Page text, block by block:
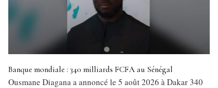
Banque mondiale : 340 milliards FCFA au Sénégal
Ousmane Diagana a annoncé le 5 août 2026 à Dakar 340